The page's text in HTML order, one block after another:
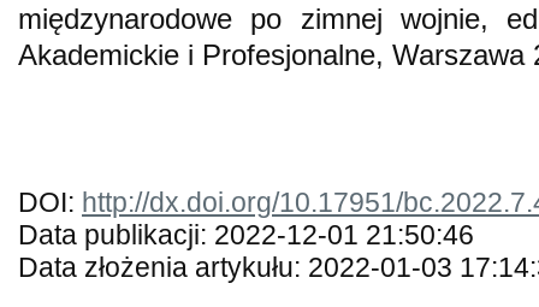
międzynarodowe po zimnej wojnie,
Akademickie i Profesjonalne, Warszawa
DOI: http://dx.doi.org/10.17951/
Data publikacji: 2022-12-01 21:50:46
Data złożenia artykułu: 2022-01-03